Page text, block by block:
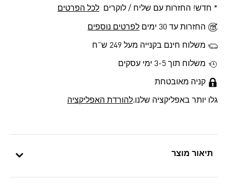
תיאור מוצר
* חדש! החזרות עם שליח / לוקרים לכל הפרטים
החזרות עד 30 ימים לפרטים נוספים
משלוח חינם בקנייה מעל 249 ש"ח
משלוח תוך 3-5 ימי עסקים
קניה מאובטחת
גלו יותר באפליקציה שלנו.להורדת האפליקציה